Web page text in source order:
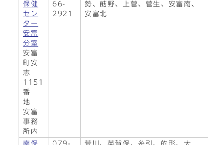
保健
セン
ター
安富
分室
安富
町安
志
1151
番
地
安富
事務
所内
66-
2921
勢、莇野、上菅、菅生、安富南、
安富北
南保
079-
荒川、英賀保、糸引、的形、大